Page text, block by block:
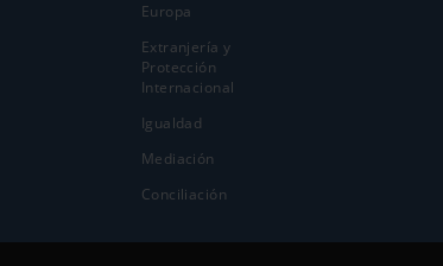
Europa
Extranjería y
Protección
Internacional
Igualdad
Mediación
Conciliación